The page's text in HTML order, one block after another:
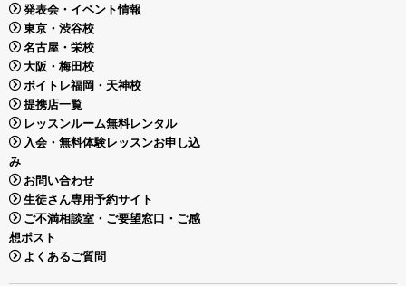
発表会・イベント情報
東京・渋谷校
名古屋・栄校
大阪・梅田校
ボイトレ福岡・天神校
提携店一覧
レッスンルーム無料レンタル
入会・無料体験レッスンお申し込
み
お問い合わせ
生徒さん専用予約サイト
ご不満相談室・ご要望窓口・ご感
想ポスト
よくあるご質問